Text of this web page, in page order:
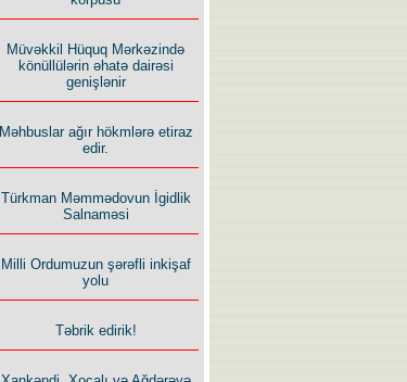
Müvəkkil Hüquq Mərkəzində
könüllülərin əhatə dairəsi
genişlənir
Məhbuslar ağır hökmlərə etiraz
edir.
Türkman Məmmədovun İgidlik
Salnaməsi
Milli Ordumuzun şərəfli inkişaf
yolu
Təbrik edirik!